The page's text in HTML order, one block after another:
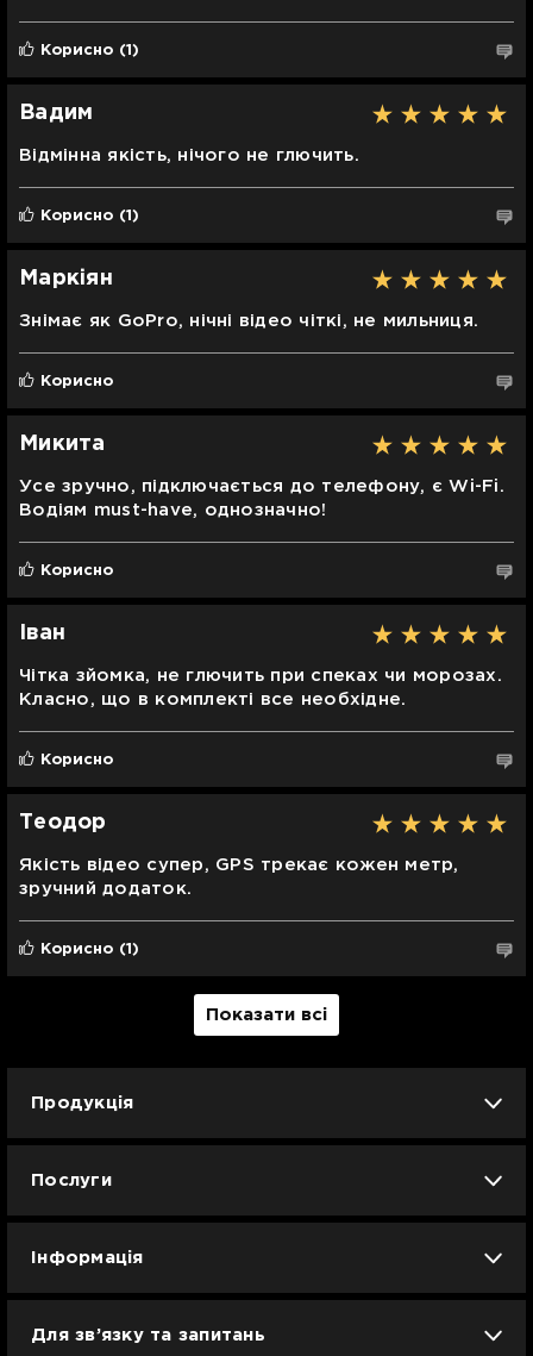
Корисно (1)
Вадим
Відмінна якість, нічого не глючить.
Корисно (1)
Маркіян
Знімає як GoPro, нічні відео чіткі, не мильниця.
Корисно
Микита
Усе зручно, підключається до телефону, є Wi-Fi.
Водіям must-have, однозначно!
Корисно
Іван
Чітка зйомка, не глючить при спеках чи морозах.
Класно, що в комплекті все необхідне.
Корисно
Теодор
Якість відео супер, GPS трекає кожен метр,
зручний додаток.
Корисно (1)
Показати всі
Продукція
Apple б/у
Смартфони Смарт-годинники
Послуги
Інформація
Для зв’язку та запитань